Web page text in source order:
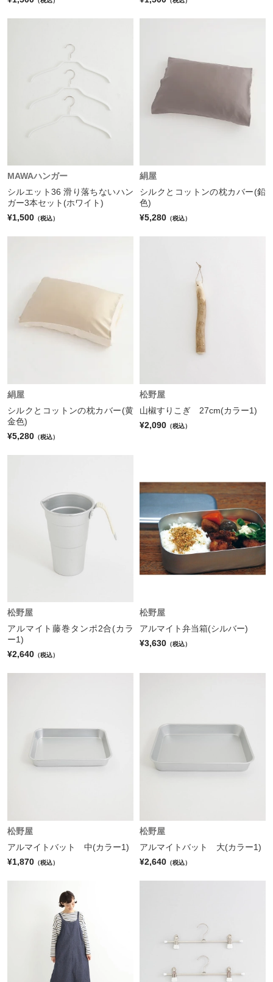
MAWAハンガー
シルエット36 滑り落ちないハン
ガー3本セット(ホワイト)
¥1,500 （税込）
絹屋
シルクとコットンの枕カバー(鉛
色)
¥5,280 （税込）
絹屋
シルクとコットンの枕カバー(黄
金色)
¥5,280 （税込）
松野屋
山椒すりこぎ 27cm(カラー1)
¥2,090 （税込）
松野屋
アルマイト藤巻タンポ2合(カラ
ー1)
¥2,640 （税込）
松野屋
アルマイト弁当箱(シルバー)
¥3,630 （税込）
松野屋
アルマイトバット 中(カラー1)
¥1,870 （税込）
松野屋
アルマイトバット 大(カラー1)
¥2,640 （税込）